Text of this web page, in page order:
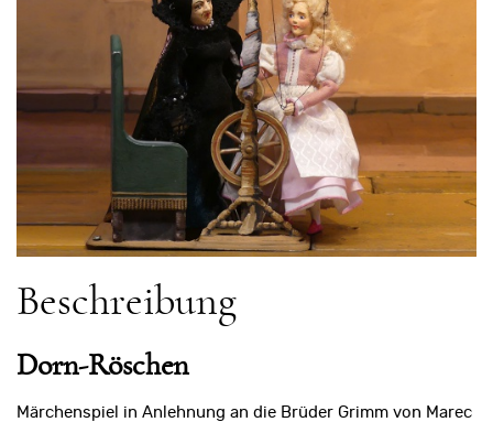
Beschreibung
Dorn-Röschen
Märchenspiel in Anlehnung an die Brüder Grimm von Marec